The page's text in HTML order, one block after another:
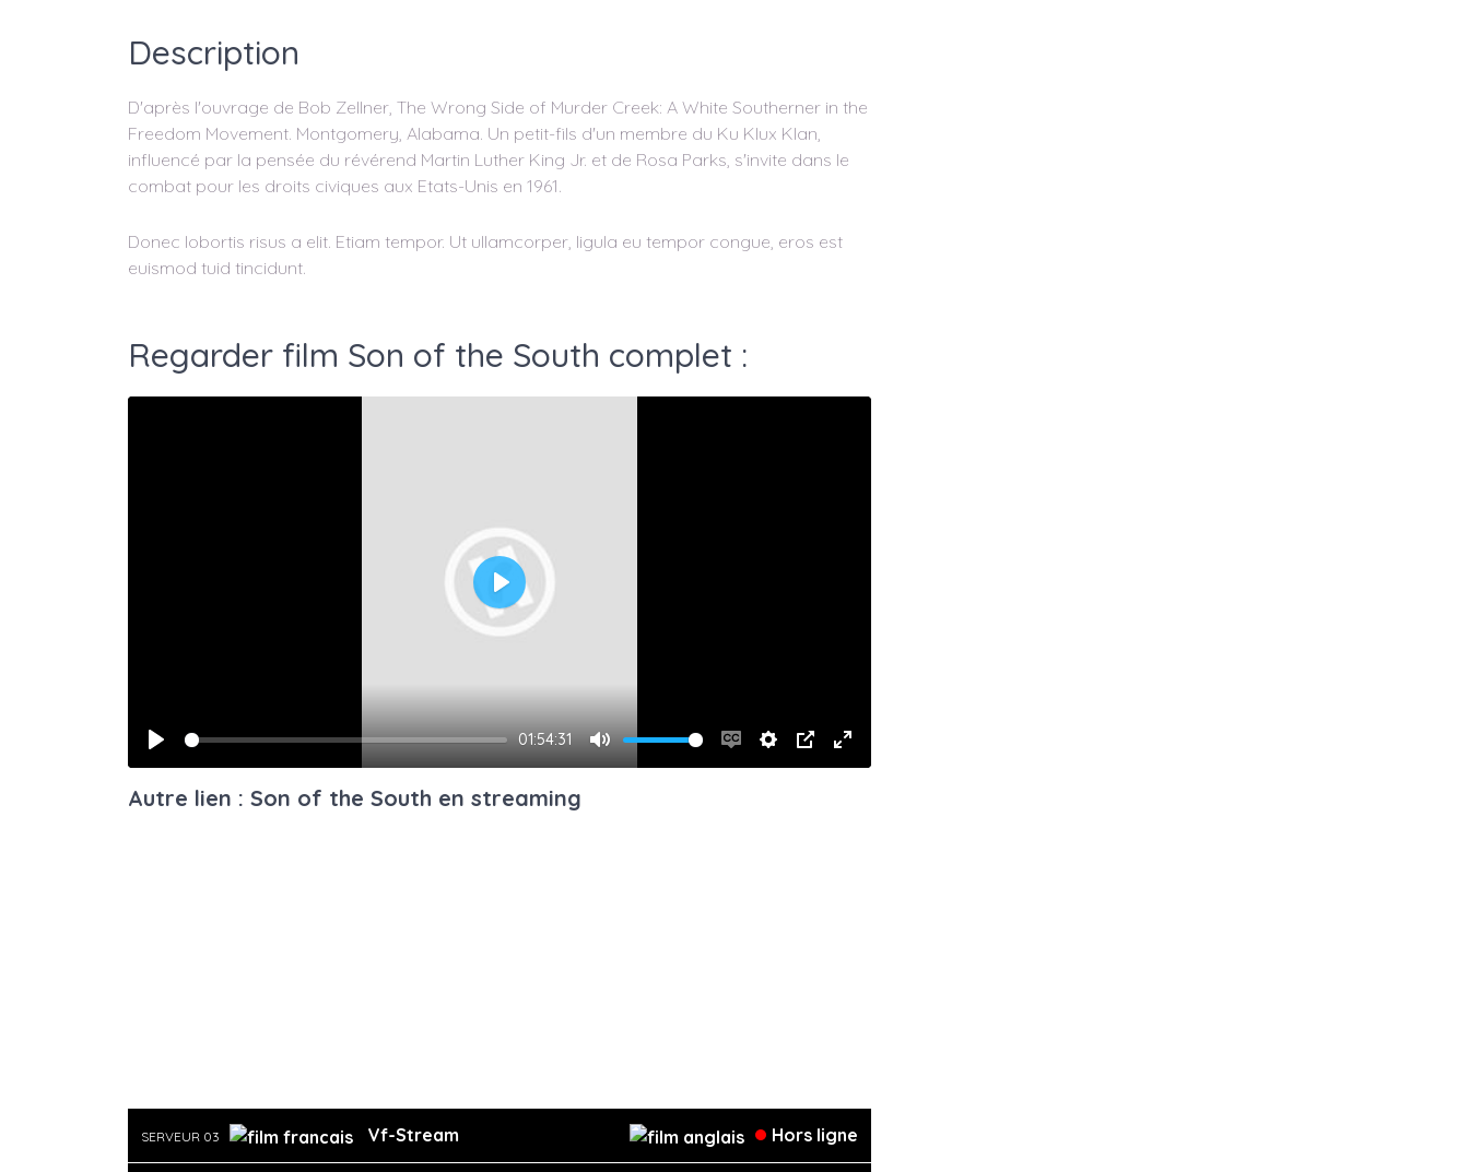
Description
D'après l'ouvrage de Bob Zellner, The Wrong Side of Murder Creek: A White Southerner in the
Freedom Movement. Montgomery, Alabama. Un petit-fils d'un membre du Ku Klux Klan,
influencé par la pensée du révérend Martin Luther King Jr. et de Rosa Parks, s'invite dans le
combat pour les droits civiques aux Etats-Unis en 1961.
Donec lobortis risus a elit. Etiam tempor. Ut ullamcorper, ligula eu tempor congue, eros est
euismod tuid tincidunt.
Regarder film Son of the South complet :
Play
01:54:31
Mute
EnableSettings
PIP Enter
Play
Autre lien : Son of the South en streaming
SERVEUR 03 Vf-Stream Hors ligne